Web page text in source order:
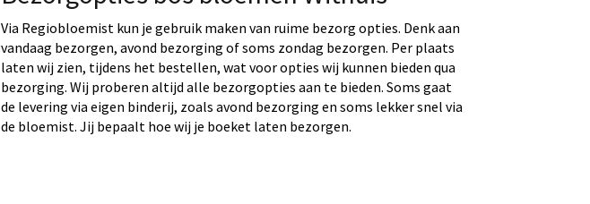
Via Regiobloemist kun je gebruik maken van ruime bezorg opties. Denk aan
vandaag bezorgen, avond bezorging of soms zondag bezorgen. Per plaats
laten wij zien, tijdens het bestellen, wat voor opties wij kunnen bieden qua
bezorging. Wij proberen altijd alle bezorgopties aan te bieden. Soms gaat
de levering via eigen binderij, zoals avond bezorging en soms lekker snel via
de bloemist. Jij bepaalt hoe wij je boeket laten bezorgen.